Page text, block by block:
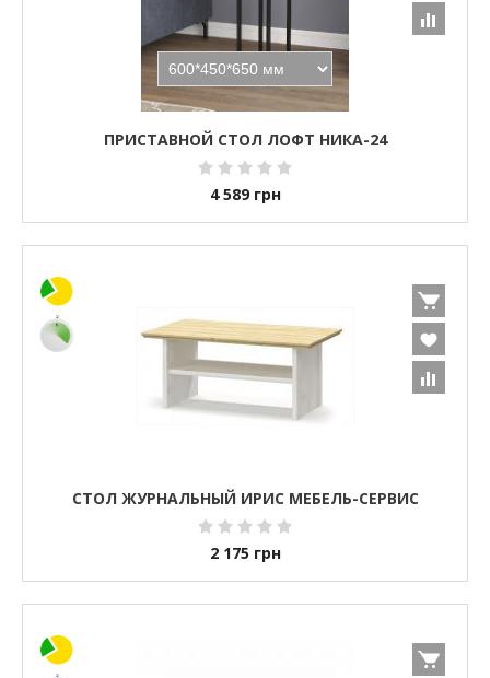
ПРИСТАВНОЙ СТОЛ ЛОФТ НИКА-24
4 589 грн
СТОЛ ЖУРНАЛЬНЫЙ ИРИС МЕБЕЛЬ-СЕРВИС
2 175 грн